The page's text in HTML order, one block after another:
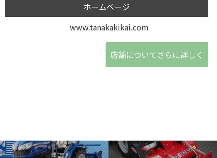
ホームページ
www.tanakakikai.com
店舗についてさらに詳しく